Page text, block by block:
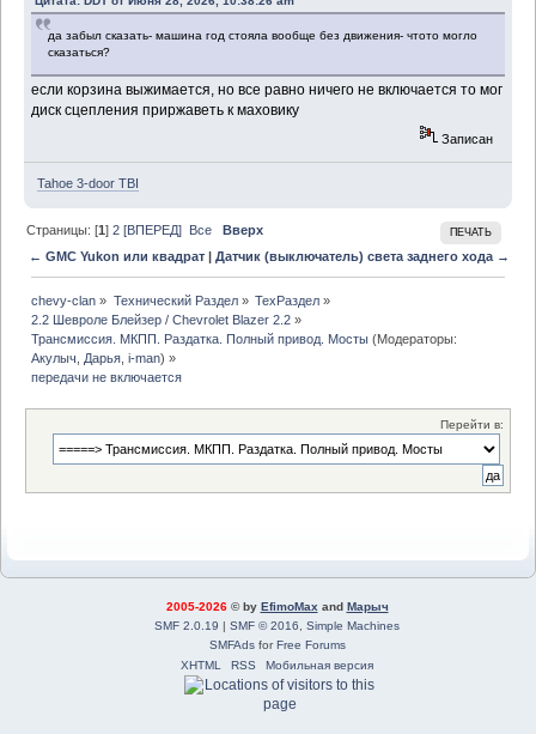
да забыл сказать- машина год стояла вообще без движения- чтото могло
сказаться?
если корзина выжимается, но все равно ничего не включается то мог
диск сцепления приржаветь к маховику
Записан
Tahoe 3-door TBI
ПЕЧАТЬ
Страницы: [1]2 [ВПЕРЕД] Все
Вверх
← GMC Yukon или квадрат| Датчик (выключатель) света заднего хода →
chevy-clan » Технический Раздел» ТехРаздел»
2.2 Шевроле Блейзер / Chevrolet Blazer 2.2 »
Трансмиссия. МКПП. Раздатка. Полный привод. Мосты (Модераторы:
Акулыч,Дарья,i-man) »
передачи не включается
Перейти в:
2005-2026© by EfimoMaxand
Марыч
SMF 2.0.19
SMF © 2016, Simple Machines
SMFAdsfor Free Forums
XHTML
RSS Мобильная версия